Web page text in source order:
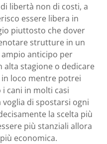
libertà non di costi, a
essere libera in
piuttosto che dover
strutture in un
anticipo per
stagione o dedicare
in loco mentre potrei
cani in molti casi
voglia di spostarsi ogni
la scelta più
più stanziali allora
economica.